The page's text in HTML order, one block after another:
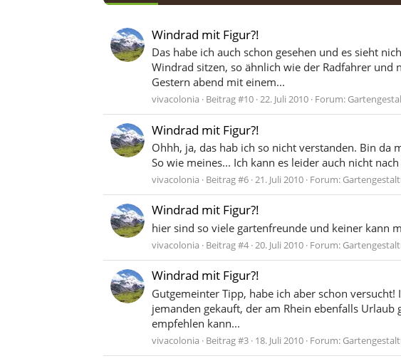
Windrad mit Figur?!
Das habe ich auch schon gesehen und es sieht
Windrad sitzen, so ähnlich wie der Radfahrer und
Gestern abend mit einem...
vivacolonia Beitrag #10 22. Juli 2010 Forum:
Windrad mit Figur?!
Ohhh, ja, das hab ich so nicht verstanden. Bin da
So wie meines... Ich kann es leider auch nicht
vivacolonia Beitrag #6 21. Juli 2010 Forum:
Windrad mit Figur?!
hier sind so viele gartenfreunde und keiner kann
vivacolonia Beitrag #4 20. Juli 2010 Forum:
Windrad mit Figur?!
Gutgemeinter Tipp, habe ich aber schon
jemanden gekauft, der am Rhein ebenfalls
empfehlen kann...
vivacolonia Beitrag #3 18. Juli 2010 Forum: